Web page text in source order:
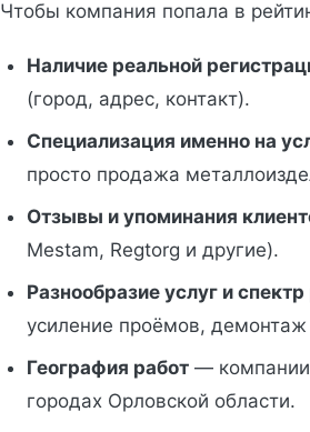
Чтобы компания попала в
Наличие реальной
(город, адрес, контакт).
Специализация именно на
просто продажа
Отзывы и упоминания
Mestam, Regtorg и другие).
Разнообразие услуг и спектр
усиление проёмов, демонтаж
География работ —
городах Орловской области.